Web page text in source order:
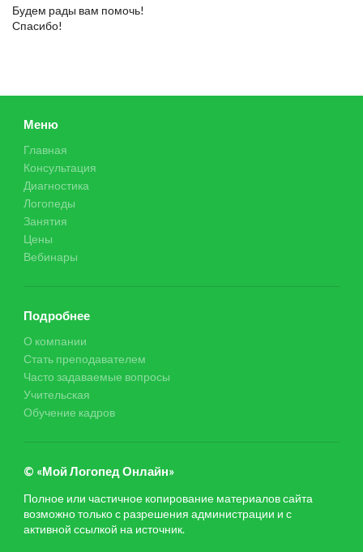
Будем рады вам помочь!
Спасибо!
Меню
Главная
Консультация
Диагностика
Логопеды
Занятия
Цены
Вебинары
Подробнее
О компании
Стать преподавателем
Часто задаваемые вопросы
Учительская
Обучение кадров
© «Мой Логопед Онлайн»
Полное или частичное копирование материалов сайта
возможно только с разрешения администрации и с
активной ссылкой на источник.